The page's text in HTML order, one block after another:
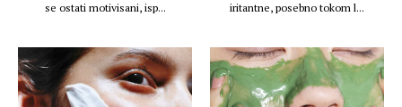
se ostati motivisani, isp...
iritantne, posebno tokom l...